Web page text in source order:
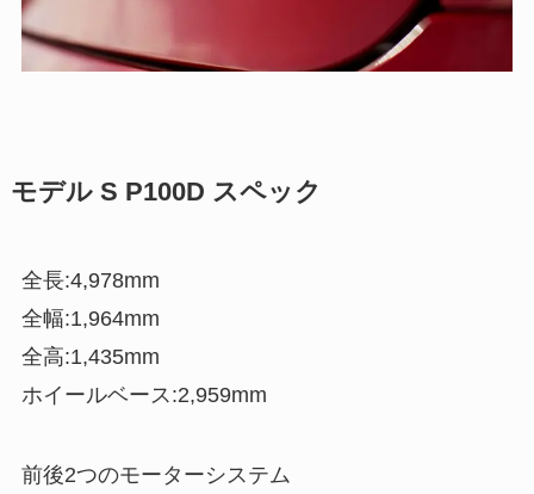
モデル S P100D スペック
全長:4,978mm
全幅:1,964mm
全高:1,435mm
ホイールベース:2,959mm
前後2つのモーターシステム